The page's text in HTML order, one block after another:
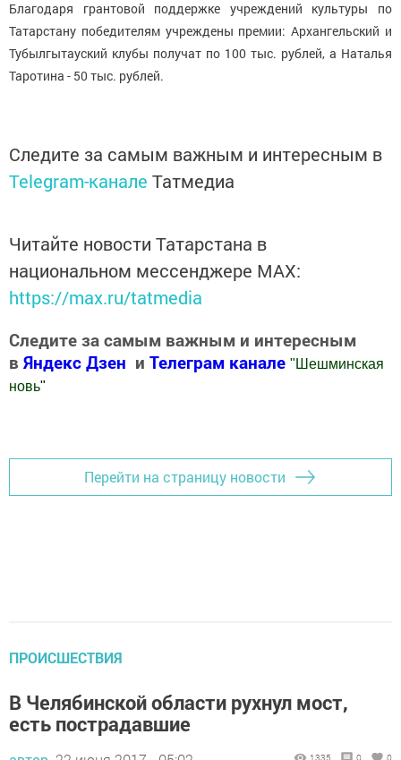
Благодаря грантовой поддержке учреждений культуры по
Татарстану победителям учреждены премии: Архангельский и
Тубылгытауский клубы получат по 100 тыс. рублей, а Наталья
Таротина - 50 тыс. рублей.
Следите за самым важным и интересным в
Telegram-канале Татмедиа
Читайте новости Татарстана в
национальном мессенджере MАХ:
https://max.ru/tatmedia
Следите за самым важным и интересным
в Яндекс Дзен и Телеграм канале " Шешминская
новь"
Перейти на страницу новости
ПРОИСШЕСТВИЯ
В Челябинской области рухнул мост,
есть пострадавшие
1335 0 0